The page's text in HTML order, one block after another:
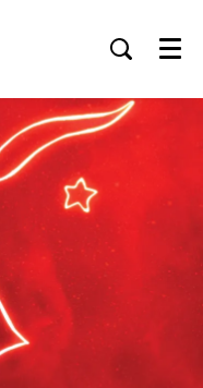
Menu